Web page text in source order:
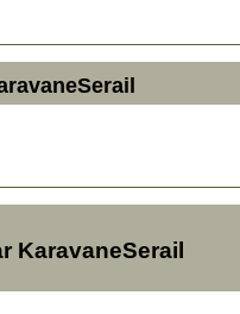
KaravaneSerail